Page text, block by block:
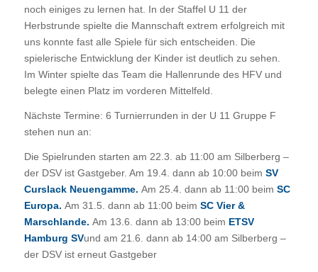
noch einiges zu lernen hat. In der Staffel U 11 der
Herbstrunde spielte die Mannschaft extrem erfolgreich mit
uns konnte fast alle Spiele für sich entscheiden. Die
spielerische Entwicklung der Kinder ist deutlich zu sehen.
Im Winter spielte das Team die Hallenrunde des HFV und
belegte einen Platz im vorderen Mittelfeld.
Nächste Termine: 6 Turnierrunden in der U 11 Gruppe F
stehen nun an:
Die Spielrunden starten am 22.3. ab 11:00 am Silberberg –
der DSV ist Gastgeber. Am 19.4. dann ab 10:00 beim SV
Curslack Neuengamme. Am 25.4. dann ab 11:00 beim SC
Europa. Am 31.5. dann ab 11:00 beim SC Vier &
Marschlande. Am 13.6. dann ab 13:00 beim ETSV
Hamburg SVund am 21.6. dann ab 14:00 am Silberberg –
der DSV ist erneut Gastgeber